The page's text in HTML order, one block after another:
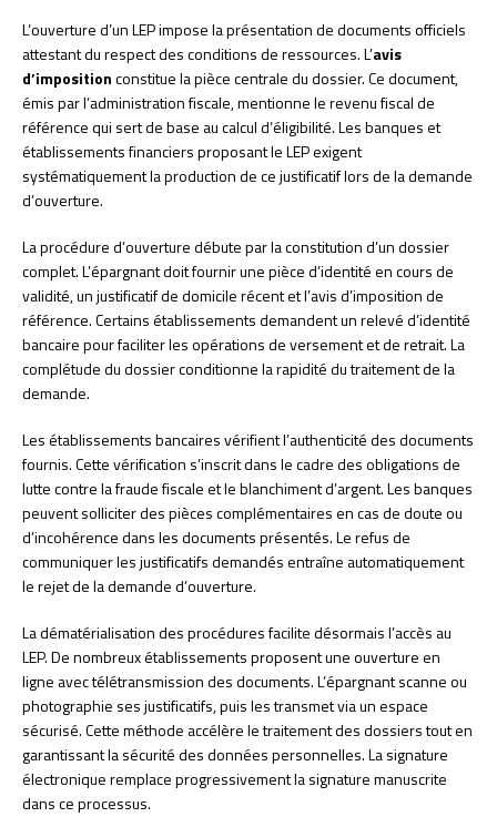
L’ouverture d’un LEP impose la présentation de documents officiels
attestant du respect des conditions de ressources. L’avis
d’impositionconstitue la pièce centrale du dossier. Ce document,
émis par l’administration fiscale, mentionne le revenu fiscal de
référence qui sert de base au calcul d’éligibilité. Les banques et
établissements financiers proposant le LEP exigent
systématiquement la production de ce justificatif lors de la demande
d’ouverture.
La procédure d’ouverture débute par la constitution d’un dossier
complet. L’épargnant doit fournir une pièce d’identité en cours de
validité, un justificatif de domicile récent et l’avis d’imposition de
référence. Certains établissements demandent un relevé d’identité
bancaire pour faciliter les opérations de versement et de retrait. La
complétude du dossier conditionne la rapidité du traitement de la
demande.
Les établissements bancaires vérifient l’authenticité des documents
fournis. Cette vérification s’inscrit dans le cadre des obligations de
lutte contre la fraude fiscale et le blanchiment d’argent. Les banques
peuvent solliciter des pièces complémentaires en cas de doute ou
d’incohérence dans les documents présentés. Le refus de
communiquer les justificatifs demandés entraîne automatiquement
le rejet de la demande d’ouverture.
La dématérialisation des procédures facilite désormais l’accès au
LEP. De nombreux établissements proposent une ouverture en
ligne avec télétransmission des documents. L’épargnant scanne ou
photographie ses justificatifs, puis les transmet via un espace
sécurisé. Cette méthode accélère le traitement des dossiers tout en
garantissant la sécurité des données personnelles. La signature
électronique remplace progressivement la signature manuscrite
dans ce processus.